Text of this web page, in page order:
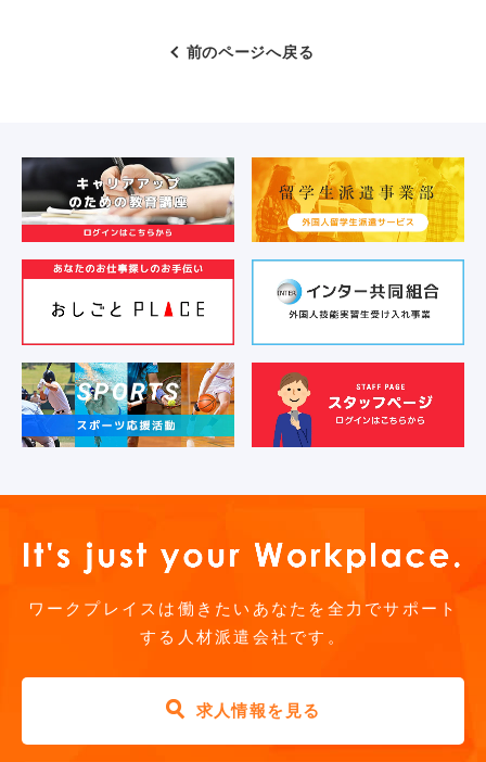
前のページへ戻る
ワークプレイスは働きたいあなたを全力でサポート
する人材派遣会社です。
求人情報を見る